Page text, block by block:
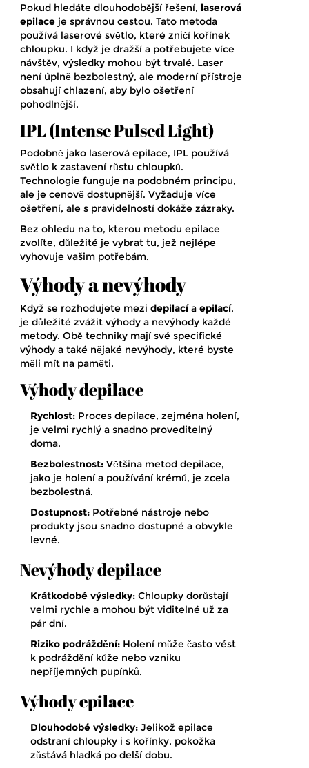
Pokud hledáte dlouhodobější řešení, laserová
epilace je správnou cestou. Tato metoda
používá laserové světlo, které zničí kořínek
chloupku. I když je dražší a potřebujete více
návštěv, výsledky mohou být trvalé. Laser
není úplně bezbolestný, ale moderní přístroje
obsahují chlazení, aby bylo ošetření
pohodlnější.
IPL (Intense Pulsed Light)
Podobně jako laserová epilace, IPL používá
světlo k zastavení růstu chloupků.
Technologie funguje na podobném principu,
ale je cenově dostupnější. Vyžaduje více
ošetření, ale s pravidelností dokáže zázraky.
Bez ohledu na to, kterou metodu epilace
zvolíte, důležité je vybrat tu, jež nejlépe
vyhovuje vašim potřebám.
Výhody a nevýhody
Když se rozhodujete mezi depilacía epilací,
je důležité zvážit výhody a nevýhody každé
metody. Obě techniky mají své specifické
výhody a také nějaké nevýhody, které byste
měli mít na paměti.
Výhody depilace
Rychlost: Proces depilace, zejména holení,
je velmi rychlý a snadno proveditelný
doma.
Bezbolestnost: Většina metod depilace,
jako je holení a používání krémů, je zcela
bezbolestná.
Dostupnost: Potřebné nástroje nebo
produkty jsou snadno dostupné a obvykle
levné.
Nevýhody depilace
Krátkodobé výsledky: Chloupky dorůstají
velmi rychle a mohou být viditelné už za
pár dní.
Riziko podráždění: Holení může často vést
k podráždění kůže nebo vzniku
nepříjemných pupínků.
Výhody epilace
Dlouhodobé výsledky: Jelikož epilace
odstraní chloupky i s kořínky, pokožka
zůstává hladká po delší dobu.